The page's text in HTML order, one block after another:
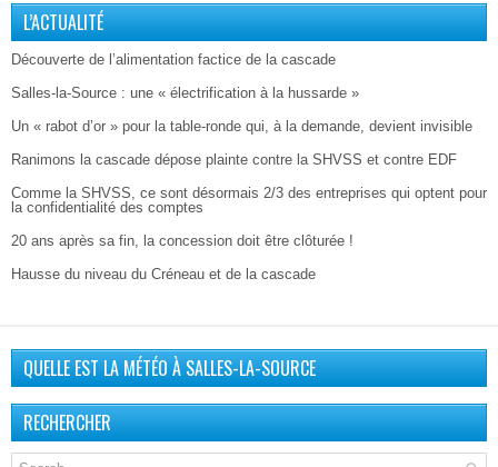
L’ACTUALITÉ
Découverte de l’alimentation factice de la cascade
Salles-la-Source : une « électrification à la hussarde »
Un « rabot d’or » pour la table-ronde qui, à la demande, devient invisible
Ranimons la cascade dépose plainte contre la SHVSS et contre EDF
Comme la SHVSS, ce sont désormais 2/3 des entreprises qui optent pour
la confidentialité des comptes
20 ans après sa fin, la concession doit être clôturée !
Hausse du niveau du Créneau et de la cascade
QUELLE EST LA MÉTÉO À SALLES-LA-SOURCE
RECHERCHER